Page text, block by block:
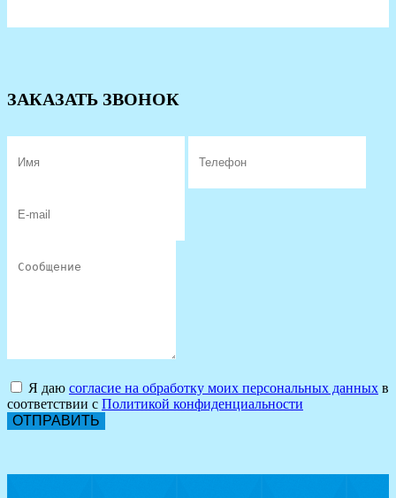
ЗАКАЗАТЬ ЗВОНОК
Я даю согласие на обработку моих персональных данных в
соответствии с Политикой конфиденциальности
ОТПРАВИТЬ